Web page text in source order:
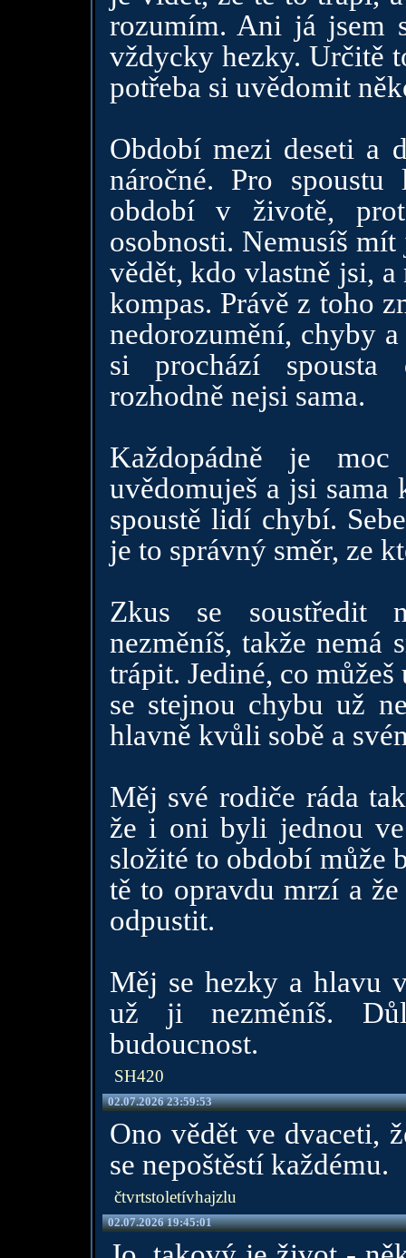
rozumím. Ani já jsem
vždycky hezky. Určitě
potřeba si uvědomit
Období mezi deseti a
náročné. Pro
období v životě,
osobnosti. Nemusíš mít
vědět, kdo vlastně jsi,
kompas. Právě z toho
nedorozumění, chyby
si prochází
rozhodně nejsi sama.
Každopádně je
uvědomuješ a jsi sama
spoustě lidí chybí.
je to správný směr, ze
Zkus se soustředit
nezměníš, takže nemá
trápit. Jediné, co
se stejnou chybu už
hlavně kvůli sobě a
Měj své rodiče ráda
že i oni byli jednou
složité to období může
tě to opravdu mrzí a
odpustit.
Měj se hezky a hlavu
už ji nezměníš.
budoucnost.
SH420
02.07.2026 23:59:53
Ono vědět ve dvaceti,
se nepoštěstí každému.
čtvrtstoletívhajzlu
02.07.2026 19:45:01